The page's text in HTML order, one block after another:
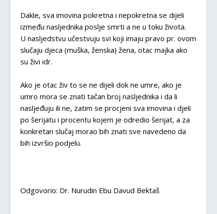
Dakle, sva imovina pokretna i nepokretna se dijeli
između nasljednika poslje smrti a ne u toku života.
U nasljedstvu učestvuju svi koji imaju pravo pr. ovom
slučaju djeca (muška, ženska) žena, otac majka ako
su živi idr.
Ako je otac živ to se ne dijeli dok ne umre, ako je
umro mora se znati tačan broj nasljednika i da li
nasljeđuju ili ne, zatim se procjeni sva imovina i djeli
po šerijatu i procentu kojem je odredio šerijat, a za
konkretan slučaj morao bih znati sve navedeno da
bih izvršio podjelu.
Odgovorio: Dr. Nurudin Ebu Davud Bektaš